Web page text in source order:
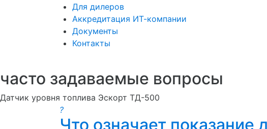
Для дилеров
Аккредитация ИТ-компании
Документы
Контакты
часто задаваемые вопросы
Датчик уровня топлива Эскорт ТД-500
?
Что означает показание